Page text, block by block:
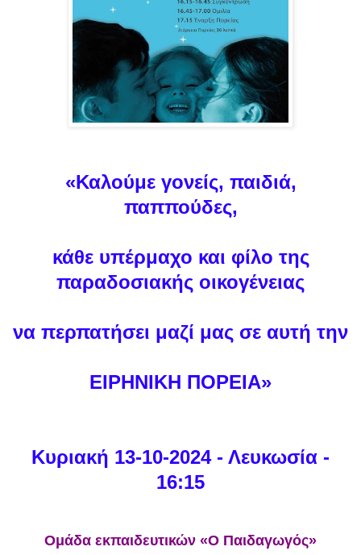
«Καλούμε γονείς, παιδιά,
παππούδες,
κάθε υπέρμαχο και φίλο της
παραδοσιακής οικογένειας
να περπατήσει μαζί μας σε αυτή την
ΕΙΡΗΝΙΚΗ ΠΟΡΕΙΑ»
Κυριακή 13-10-2024 - Λευκωσία -
16:15
Ομάδα εκπαιδευτικών «Ο Παιδαγωγός»